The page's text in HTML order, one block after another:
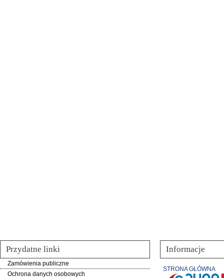
Przydatne linki
Zamówienia publiczne
Ochrona danych osobowych
Informacje
STRONA GŁÓWNA